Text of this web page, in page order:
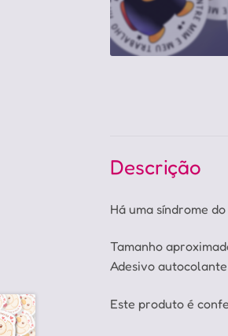
Descrição
Há uma síndrome
Tamanho
Adesivo
Este produto é